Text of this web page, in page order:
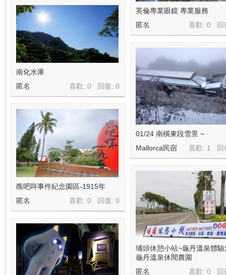
英倫專業眼鏡 專業服務
喜歡: 0 回
匿名
南化水庫
喜歡: 0 回復: 0
匿名
01/24 南橫東段雪景 ~
喜歡: 1 回
Mallorca民宿
噍吧哖事件紀念園區-1915年
喜歡: 0 回復: 0
匿名
埔頭休憩小站~龜丹溫泉體驗
龜丹溫泉休閒農園
喜歡: 0 回
匿名